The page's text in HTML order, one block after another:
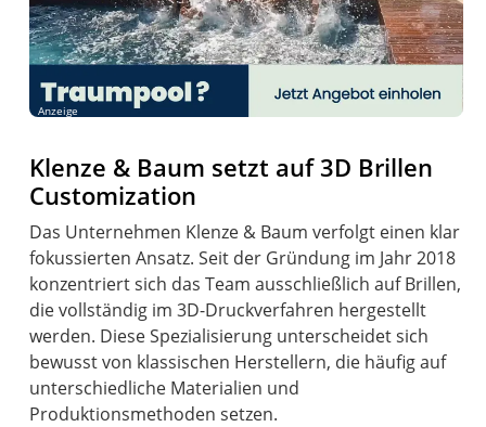
Anzeige
Klenze & Baum setzt auf 3D Brillen
Customization
Das Unternehmen Klenze & Baum verfolgt einen klar
fokussierten Ansatz. Seit der Gründung im Jahr 2018
konzentriert sich das Team ausschließlich auf Brillen,
die vollständig im 3D-Druckverfahren hergestellt
werden. Diese Spezialisierung unterscheidet sich
bewusst von klassischen Herstellern, die häufig auf
unterschiedliche Materialien und
Produktionsmethoden setzen.